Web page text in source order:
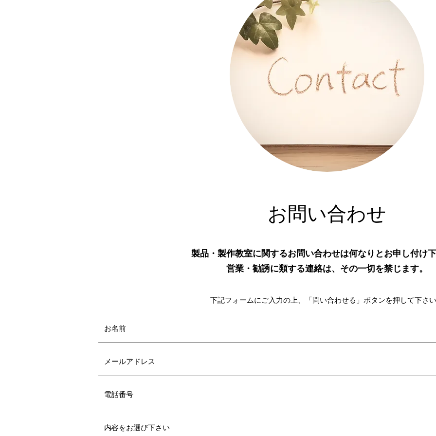
お問い合わせ
製品・製作教室に関するお問い合わせは何なりとお申し付け下
営業・勧誘に類する連絡は、その一切を禁じます。
下記フォームにご入力の上、「問い合わせる」ボタンを押して下さい